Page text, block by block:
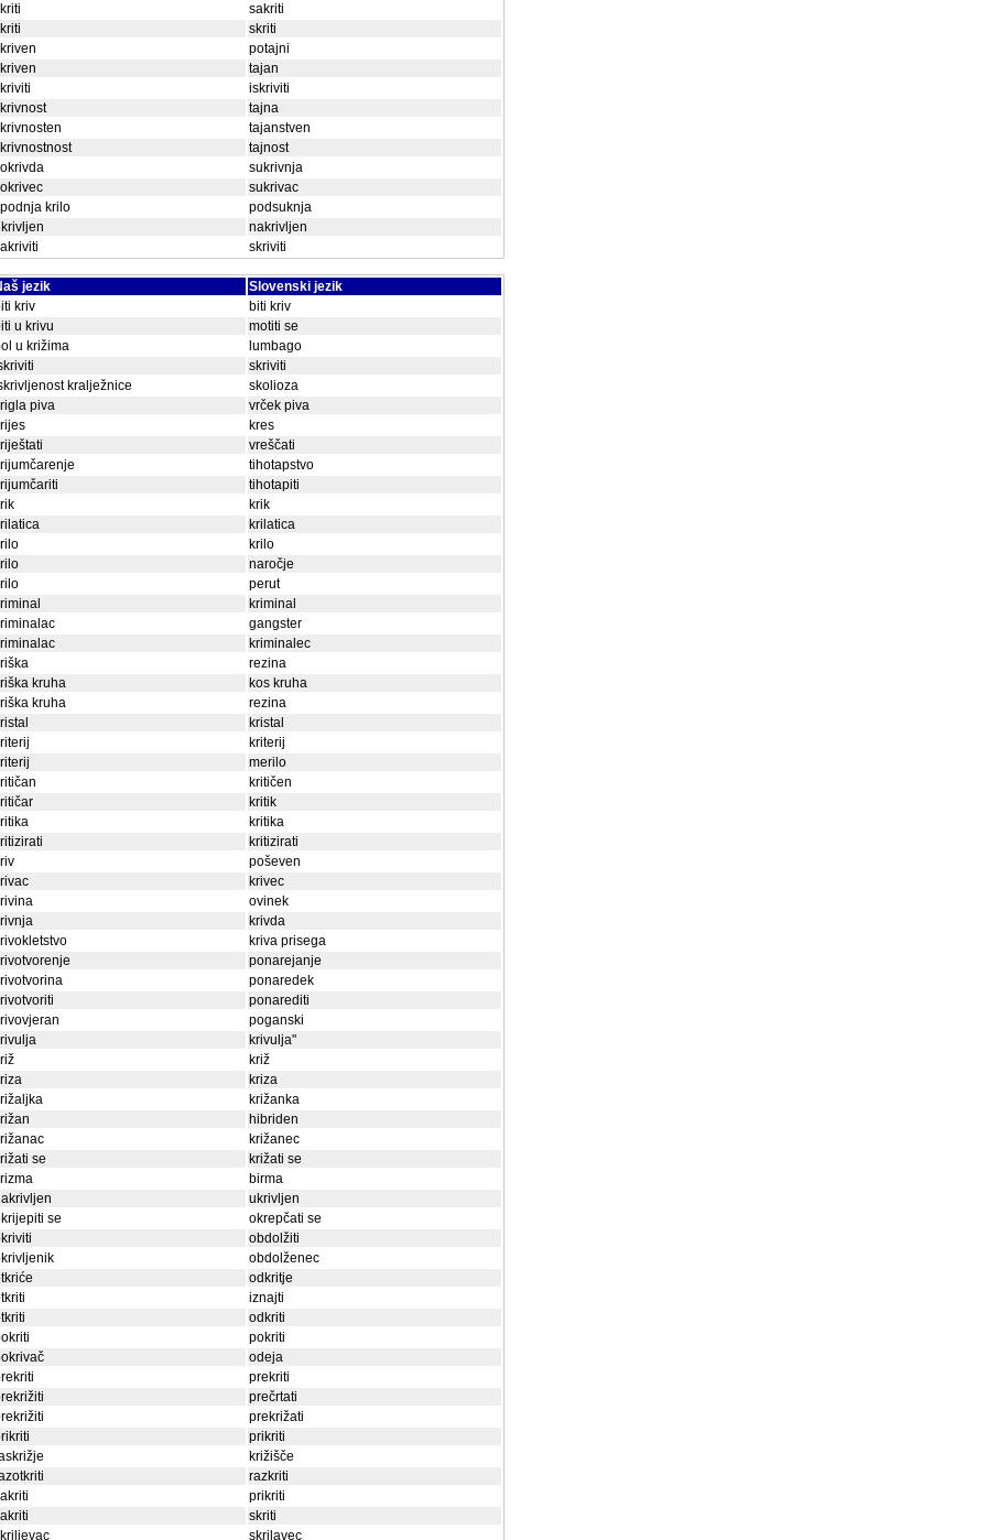
sakriti
skriti
potajni
tajan
iskriviti
tajna
tajanstven
tajnost
sukrivnja
sukrivac
krilo
podsuknja
nakrivljen
skriviti
jezik
Slovenski jezik
kriv
biti kriv
u krivu
motiti se
u križima
lumbago
skriviti
kralježnice
skolioza
piva
vrček piva
kres
vreščati
tihotapstvo
tihotapiti
krik
krilatica
krilo
naročje
perut
kriminal
gangster
kriminalec
rezina
kruha
kos kruha
kruha
rezina
kristal
kriterij
merilo
kritičen
kritik
kritika
kritizirati
poševen
krivec
ovinek
krivda
kriva prisega
ponarejanje
ponaredek
ponarediti
poganski
krivulja"
križ
kriza
križanka
hibriden
križanec
se
križati se
birma
ukrivljen
se
okrepčati se
obdolžiti
obdolženec
odkritje
iznajti
odkriti
pokriti
odeja
prekriti
prečrtati
prekrižati
prikriti
križišče
razkriti
prikriti
skriti
skrilavec